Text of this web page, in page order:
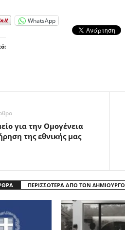
WhatsApp
για την Ομογένεια
της εθνικής μας
ΠΕΡΙΣΣΟΤΕΡΑ ΑΠΟ ΤΟΝ ΔΗΜΙΟΥΡΓΟ